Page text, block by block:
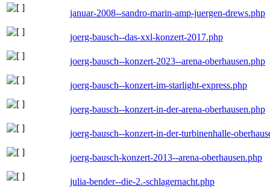
januar-2008--sandro-marin-amp-juergen-drews.php
joerg-bausch--das-xxl-konzert-2017.php
joerg-bausch--konzert-2023--arena-oberhausen.php
joerg-bausch--konzert-im-starlight-express.php
joerg-bausch--konzert-in-der-arena-oberhausen.php
joerg-bausch--konzert-in-der-turbinenhalle-
joerg-bausch-konzert-2013--arena-oberhausen.php
julia-bender--die-2.-schlagernacht.php